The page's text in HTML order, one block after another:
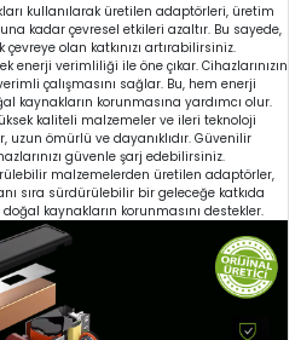
kullanılarak üretilen adaptörleri, üretim
kadar çevresel etkileri azaltır. Bu sayede,
olan katkınızı artırabilirsiniz.
enerji verimliliği ile öne çıkar. Cihazlarınızın
çalışmasını sağlar. Bu, hem enerji
kaynakların korunmasına yardımcı olur.
kaliteli malzemeler ve ileri teknoloji
ömürlü ve dayanıklıdır. Güvenilir
güvenle şarj edebilirsiniz.
malzemelerden üretilen adaptörler,
sıra sürdürülebilir bir geleceğe katkıda
kaynakların korunmasını destekler.